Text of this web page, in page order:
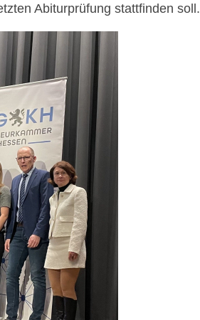
Abiturprüfung stattfinden soll.